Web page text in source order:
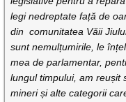
legi nedreptate față de
din comunitatea Văii
sunt nemulțumirile, le
mea de parlamentar,
lungul timpului, am reușit
mineri și alte categorii